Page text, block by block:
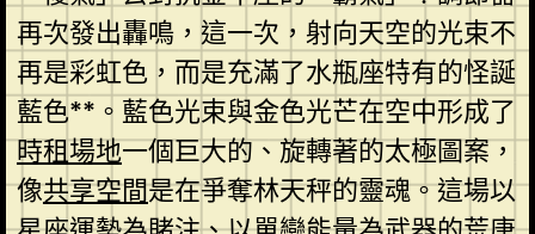
再次發出轟鳴，這一次，射向天空的光束不
再是彩虹色，而是充滿了水瓶座特有的怪誕
藍色**。藍色光束與金色光芒在空中形成了
時租場地一個巨大的、旋轉著的太極圖案，
像共享空間是在爭奪林天秤的靈魂。這場以